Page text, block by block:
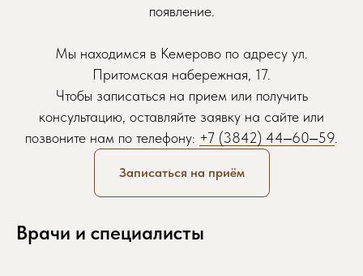
появление.
Мы находимся в Кемерово по адресу ул.
Притомская набережная, 17.
Чтобы записаться на прием или получить
консультацию, оставляйте заявку на сайте или
позвоните нам по телефону: +7 (3842) 44‒60‒59
Записаться на приём
Врачи и специалисты
с вами и запишем вас в удобное время
Записаться на приём